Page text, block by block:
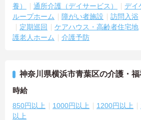
養）
通所介護（デイサービス） デイ
ループホーム
障がい者施設 訪問入浴
定期巡回
ケアハウス・高齢者住宅地
護老人ホーム
介護予防
神奈川県横浜市青葉区の介護・
時給
850円以上 1000円以上 1200円以上
以上